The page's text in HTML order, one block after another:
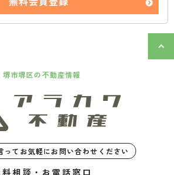
堺市堺区の不動産情報
ってお気軽にお問い合わせください
料相談・お電話窓口